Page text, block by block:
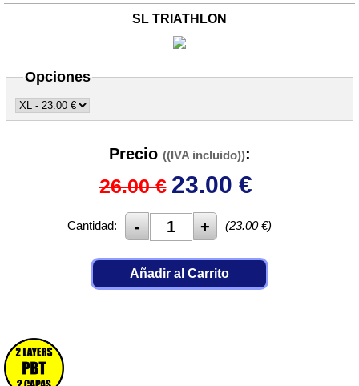
SL TRIATHLON
Opciones
Precio ((IVA incluido)):
26.00 € 23.00 €
Cantidad: (23.00€)
Añadir al Carrito